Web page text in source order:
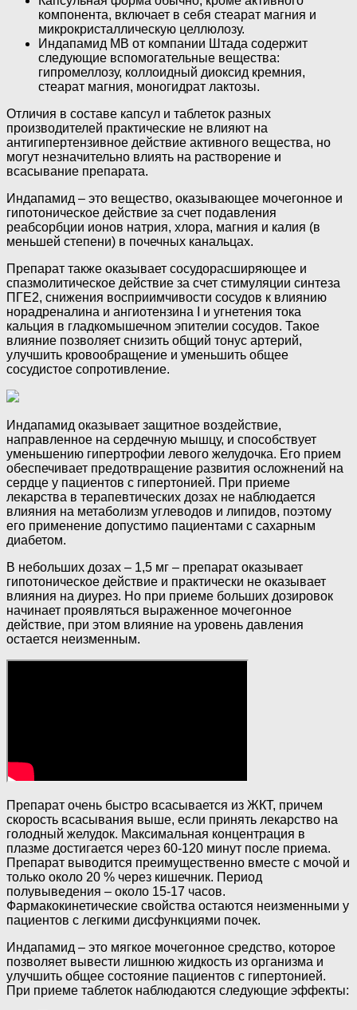
компонента, включает в себя стеарат магния и
микрокристаллическую целлюлозу.
Индапамид МВ от компании Штада содержит
следующие вспомогательные вещества:
гипромеллозу, коллоидный диоксид кремния,
стеарат магния, моногидрат лактозы.
Отличия в составе капсул и таблеток разных
производителей практические не влияют на
антигипертензивное действие активного вещества, но
могут незначительно влиять на растворение и
всасывание препарата.
Индапамид – это вещество, оказывающее мочегонное и
гипотоническое действие за счет подавления
реабсорбции ионов натрия, хлора, магния и калия (в
меньшей степени) в почечных канальцах.
Препарат также оказывает сосудорасширяющее и
спазмолитическое действие за счет стимуляции синтеза
ПГЕ2, снижения восприимчивости сосудов к влиянию
норадреналина и ангиотензина I и угнетения тока
кальция в гладкомышечном эпителии сосудов. Такое
влияние позволяет снизить общий тонус артерий,
улучшить кровообращение и уменьшить общее
сосудистое сопротивление.
Индапамид оказывает защитное воздействие,
направленное на сердечную мышцу, и способствует
уменьшению гипертрофии левого желудочка. Его прием
обеспечивает предотвращение развития осложнений на
сердце у пациентов с гипертонией. При приеме
лекарства в терапевтических дозах не наблюдается
влияния на метаболизм углеводов и липидов, поэтому
его применение допустимо пациентами с сахарным
диабетом.
В небольших дозах – 1,5 мг – препарат оказывает
гипотоническое действие и практически не оказывает
влияния на диурез. Но при приеме больших дозировок
начинает проявляться выраженное мочегонное
действие, при этом влияние на уровень давления
остается неизменным.
Препарат очень быстро всасывается из ЖКТ, причем
скорость всасывания выше, если принять лекарство на
голодный желудок. Максимальная концентрация в
плазме достигается через 60-120 минут после приема.
Препарат выводится преимущественно вместе с мочой и
только около 20 % через кишечник. Период
полувыведения – около 15-17 часов.
Фармакокинетические свойства остаются неизменными у
пациентов с легкими дисфункциями почек.
Индапамид – это мягкое мочегонное средство, которое
позволяет вывести лишнюю жидкость из организма и
улучшить общее состояние пациентов с гипертонией.
При приеме таблеток наблюдаются следующие эффекты: